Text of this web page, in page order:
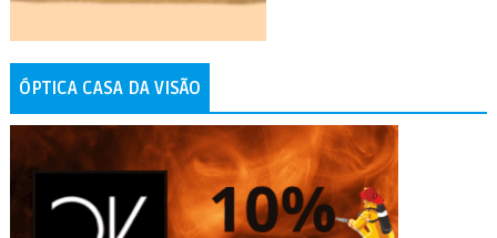
ÓPTICA CASA DA VISÃO